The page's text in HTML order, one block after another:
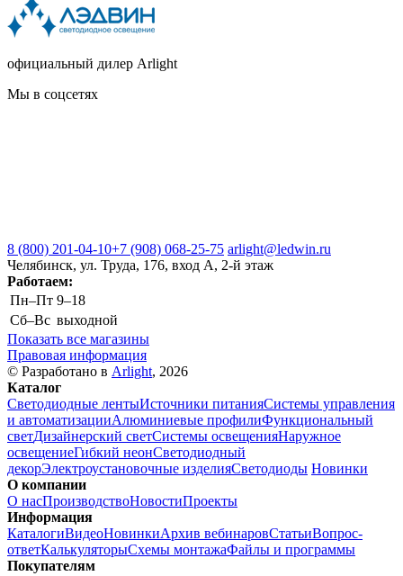
официальный дилер Arlight
Мы в соцсетях
8 (800) 201-04-10+7 (908) 068-25-75 arlight@ledwin.ru
Челябинск, ул. Труда, 176, вход А, 2-й этаж
Работаем:
Пн–Пт 9–18
Сб–Вс выходной
Показать все магазины
Правовая информация
© Разработано в Arlight, 2026
Каталог
Светодиодные лентыИсточники питанияСистемы управления
и автоматизацииАлюминиевые профилиФункциональный
светДизайнерский светСистемы освещенияНаружное
освещениеГибкий неонСветодиодный
декорЭлектроустановочные изделияСветодиоды Новинки
О компании
О насПроизводствоНовостиПроекты
Информация
КаталогиВидеоНовинкиАрхив вебинаровСтатьиВопрос-
ответКалькуляторыСхемы монтажаФайлы и программы
Покупателям